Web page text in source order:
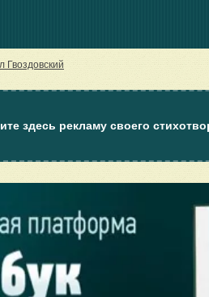
Гвоздовский
здесь рекламу своего